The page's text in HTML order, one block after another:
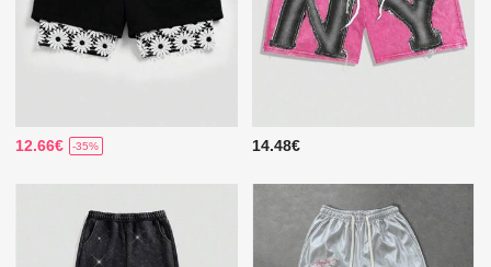
12.66€ -35% 14.48€